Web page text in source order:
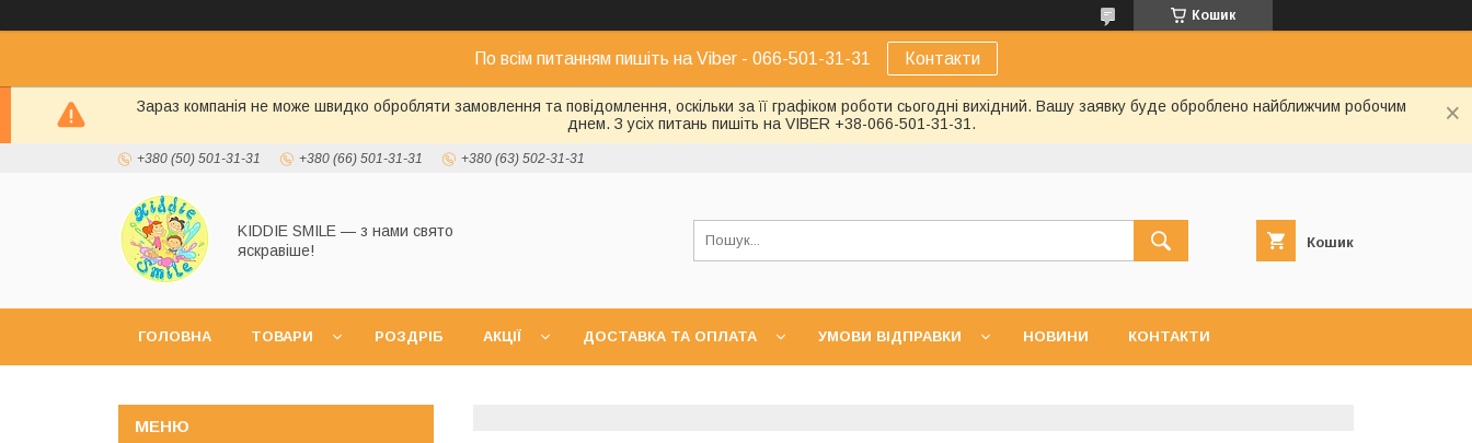
Кошик
По всім питанням пишіть на Viber - 066-501-31-31 Контакти
Зараз компанія не може швидко обробляти замовлення та повідомлення, оскільки за її графіком роботи сьогодні вихідний. Вашу заявку буде оброблено найближчим робочим
днем. З усіх питань пишіть на VIBER +38-066-501-31-31.
+380 (50) 501-31-31 +380 (66) 501-31-31 +380 (63) 502-31-31
KIDDIE SMILE — з нами свято
яскравіше!
Кошик
ГОЛОВНА ТОВАРИ РОЗДРІБ АКЦІЇ ДОСТАВКА ТА ОПЛАТА УМОВИ ВІДПРАВКИ НОВИНИ КОНТАКТИ